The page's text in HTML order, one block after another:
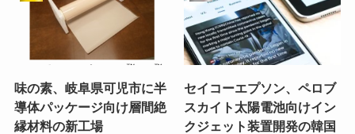
味の素、岐阜県可児市に半
導体パッケージ向け層間絶
縁材料の新工場
セイコーエプソン、ペロブ
スカイト太陽電池向けイン
クジェット装置開発の韓国